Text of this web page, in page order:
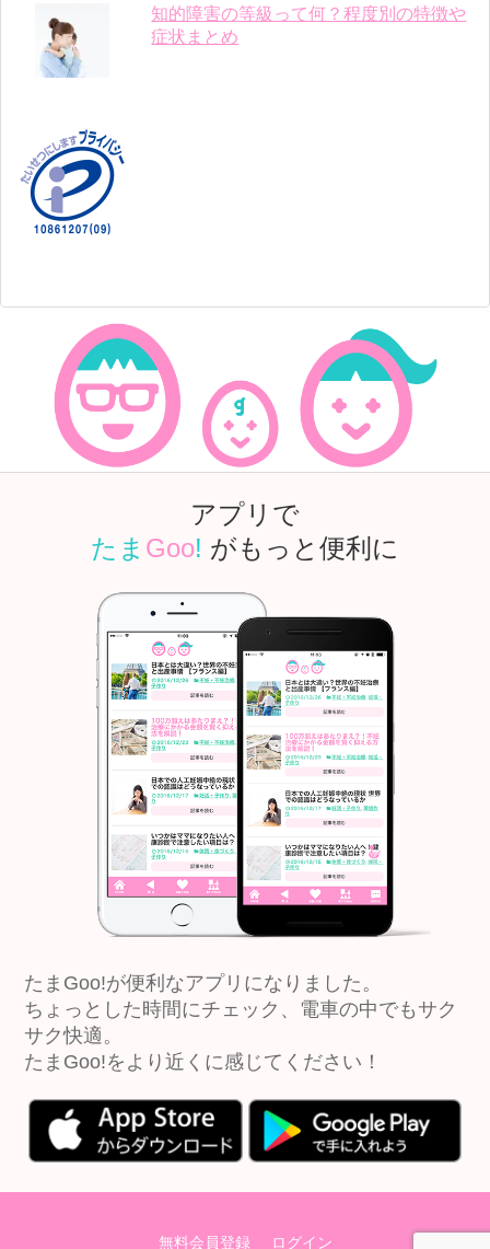
知的障害の等級って何？程度別の特徴や
症状まとめ
アプリで
たま Goo! がもっと便利に
たまGoo!が便利なアプリになりました。
ちょっとした時間にチェック、電車の中でもサク
サク快適。
たまGoo!をより近くに感じてください！
無料会員登録 ログイン